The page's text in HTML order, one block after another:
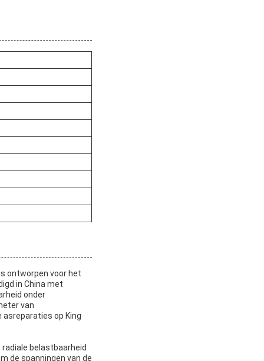
ontworpen voor het
in China met
onder
van
op King
belastbaarheid
de spanningen van de